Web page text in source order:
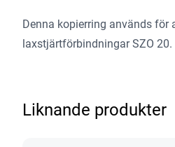
Denna kopierring används
laxstjärtförbindningar SZO 20.
Liknande produkter